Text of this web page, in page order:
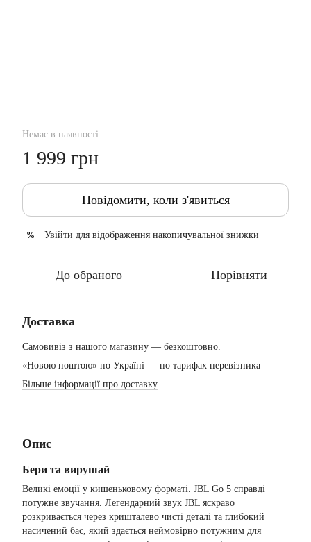
Немає в наявності
1 999 грн
Повідомити, коли з'явиться
% Увійти для відображення накопичувальної знижки
До обраного Порівняти
Доставка
Самовивіз з нашого магазину — безкоштовно.
«Новою поштою» по Україні — по тарифах перевізника
Більше інформації про доставку
Опис
Бери та вирушай
Великі емоції у кишеньковому форматі. JBL Go 5 справді
потужне звучання. Легендарний звук JBL яскраво
розкривається через кришталево чисті деталі та глибокий
насичений бас, який здається неймовірно потужним для